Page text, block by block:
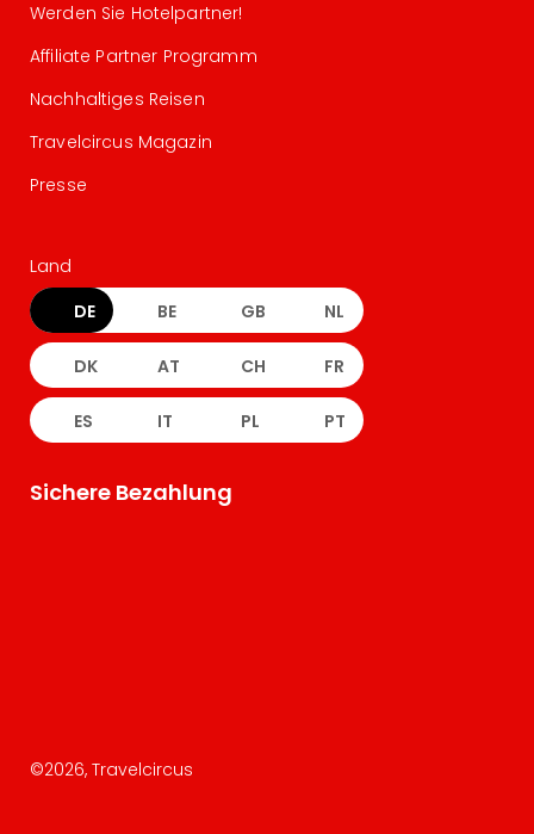
Werden Sie Hotelpartner!
Affiliate Partner Programm
Nachhaltiges Reisen
Travelcircus Magazin
Presse
Land
DE BE GB NL
DK AT CH FR
ES IT PL PT
Sichere Bezahlung
©2026, Travelcircus